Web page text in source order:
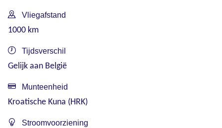
Vliegafstand
1000 km
Tijdsverschil
Gelijk aan België
Munteenheid
Kroatische Kuna (HRK)
Stroomvoorziening